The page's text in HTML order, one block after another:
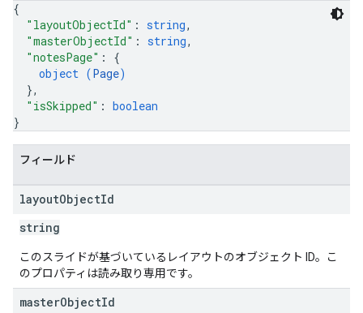
{
"layoutObjectId" : string,
"masterObjectId" : string,
"notesPage" : {
object (Page)
},
"isSkipped" : boolean
}
フィールド
layoutObjectId
string
このスライドが基づいているレイアウトのオブジェクト ID。こ
のプロパティは読み取り専用です。
masterObjectId